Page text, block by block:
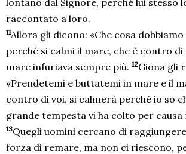
raccontato a loro.
11Allora gli dicono: «Che cosa
perché si calmi il mare, che è contro
mare infuriava sempre più. 12Giona gli
«Prendetemi e buttatemi in mare e il
contro di voi, si calmerà perché io so
grande tempesta vi ha colto per causa
13Quegli uomini cercano di
forza di remare, ma non ci riescono,